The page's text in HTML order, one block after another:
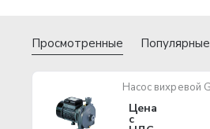
Просмотренные Популярные
Цена
с